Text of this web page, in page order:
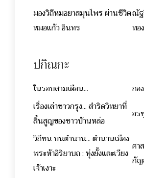
มองวิถีหมอยาสมุนไพร ผ่านชีวิต
หมอแก้ว อินทร
ณั
ทอง
ปกิณกะ
ในรอบสามเดือน...
กอ
เรื่องเล่าชาวกรุง... สำริดวิทยาที่
สิ้นสูญของชาวบ้านหล่อ
อร
วิถีชน บนตำนาน... ตำนานเมือง
พระห้าอิริยาบถ : ทุ่งยั้งและเวียง
เจ้าเงาะ
ศา
กัญ